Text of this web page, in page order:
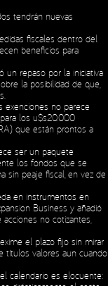
tendrán nuevas
fiscales dentro del
beneficios para
un repaso por la iniciativa
la posibilidad de que,
exenciones no parece
los u$s20.000
que están prontos a
ser un paquete
los fondos que se
sin peaje fiscal, en vez de
en instrumentos en
Business y añadió
no cotizantes,
el plazo fijo sin mirar
títulos valores aun cuando
calendario es elocuente: